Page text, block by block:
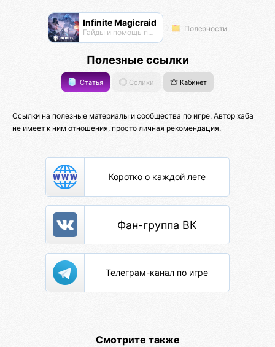
Infinite Magicraid
Гайды и помощь по игре Полезности
Полезные ссылки
Статья Солики Кабинет
Ссылки на полезные материалы и сообщества по игре. Автор хаба
не имеет к ним отношения, просто личная рекомендация.
Коротко о каждой леге
Фан-группа ВК
Телеграм-канал по игре
Смотрите также